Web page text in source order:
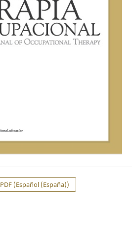
PDF (Español (España))